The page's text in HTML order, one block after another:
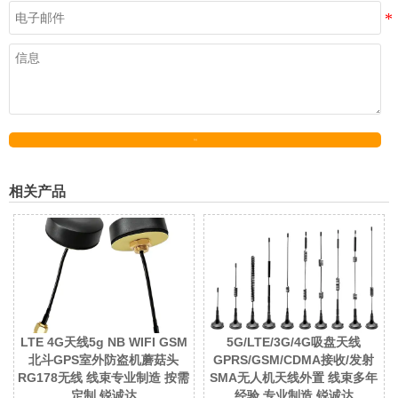
相关产品
LTE 4G天线5g NB WIFI GSM
北斗GPS室外防盗机蘑菇头
RG178无线 线束专业制造 按需
5G/LTE/3G/4G吸盘天线
GPRS/GSM/CDMA接收/发射
SMA无人机天线外置 线束多年